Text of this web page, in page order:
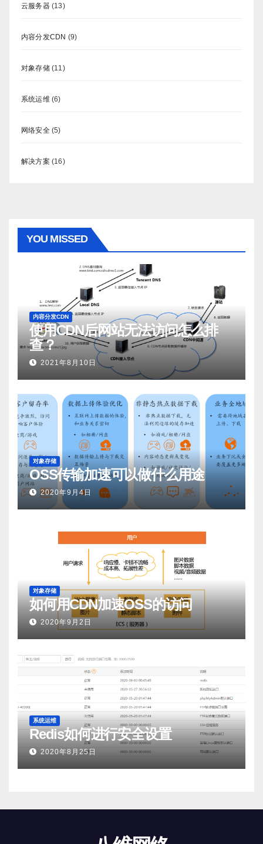
云服务器(13)
内容分发CDN (9)
对象存储(11)
系统运维(6)
网络安全(5)
解决方案 (16)
YOU MISSED
内容分发CDN
使用CDN后网站无法访问怎么排
查？
2021年8月10日
对象存储
OSS传输加速可以做什么用途
2020年9月4日
对象存储
如何用CDN加速OSS的访问
2020年9月2日
系统运维
Redis如何进行安全设置
2020年8月25日